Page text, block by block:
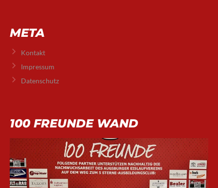
META
Kontakt
Impressum
Datenschutz
100 FREUNDE WAND